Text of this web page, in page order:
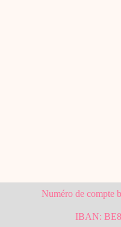
Numéro de compte
IBAN: